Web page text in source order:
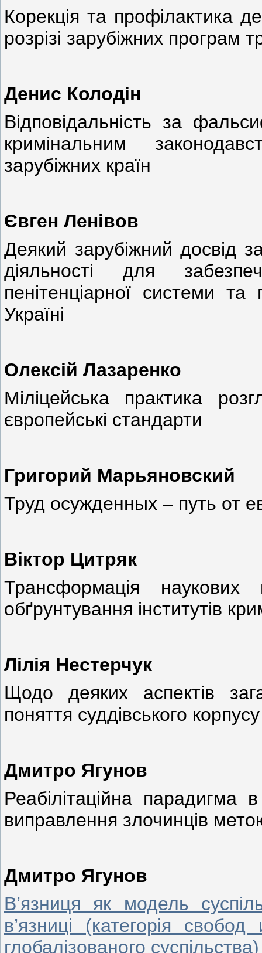
Корекція та профілактика
розрізі зарубіжних програм
Денис Колодін
Відповідальність за
кримінальним
зарубіжних країн
Євген Ленівов
Деякий зарубіжний досвід
діяльності для
пенітенціарної системи
Україні
Олексій Лазаренко
Міліцейська практика
європейські стандарти
Григорий Марьяновский
Труд осужденных – путь от
Віктор Цитряк
Трансформація наукових
обґрунтування інститутів
Лілія Нестерчук
Щодо деяких аспектів
поняття суддівського
Дмитро Ягунов
Реабілітаційна парадигма
виправлення злочинців
Дмитро Ягунов
В’язниця як модель
в’язниці (категорія
глобалізованого суспільства)